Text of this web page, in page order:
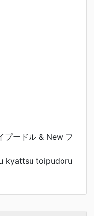
ードル & New フ
kyattsu toipudoru